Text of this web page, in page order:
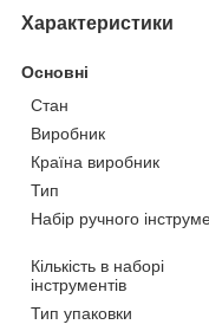
Характеристики
Основні
Стан
Виробник
Країна виробник
Тип
Набір ручного
Кількість в наборі
інструментів
Тип упаковки